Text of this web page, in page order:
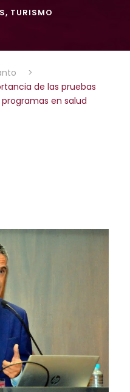
, TURISMO
>
de las pruebas
en salud